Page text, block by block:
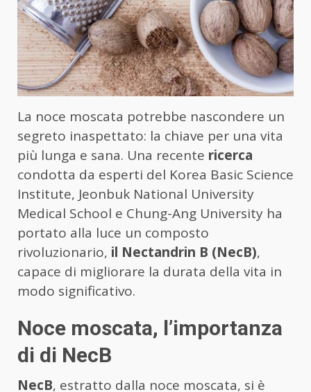
La noce moscata potrebbe nascondere un
segreto inaspettato: la chiave per una vita
più lunga e sana. Una recente ricerca
condotta da esperti del Korea Basic Science
Institute, Jeonbuk National University
Medical School e Chung-Ang University ha
portato alla luce un composto
rivoluzionario, il Nectandrin B (NecB),
capace di migliorare la durata della vita in
modo significativo.
Noce moscata, l’importanza
di di NecB
NecB, estratto dalla noce moscata, si è